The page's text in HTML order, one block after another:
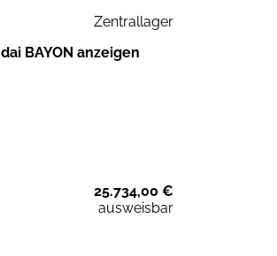
Zentrallager
BAYON anzeigen
25.734,00 €
ausweisbar